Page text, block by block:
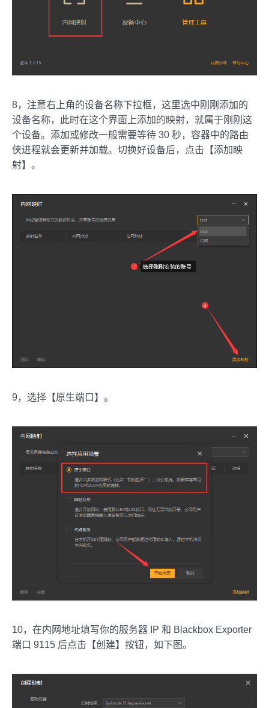
8，注意右上角的设备名称下拉框，这里选中刚刚添加的
设备名称，此时在这个界面上添加的映射，就属于刚刚这
个设备。添加或修改一般需要等待 30 秒，容器中的路由
侠进程就会更新并加载。切换好设备后，点击【添加映
射】。
9，选择【原生端口】。
10，在内网地址填写你的服务器 IP 和 Blackbox Exporter
端口 9115 后点击【创建】按钮，如下图。